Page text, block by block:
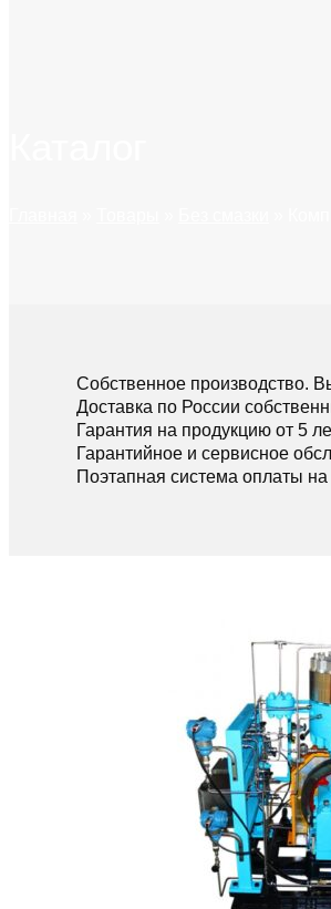
Собственное производство.
Доставка по России
Гарантия на продукцию от 5
Гарантийное и сервисное
Поэтапная система оплаты на